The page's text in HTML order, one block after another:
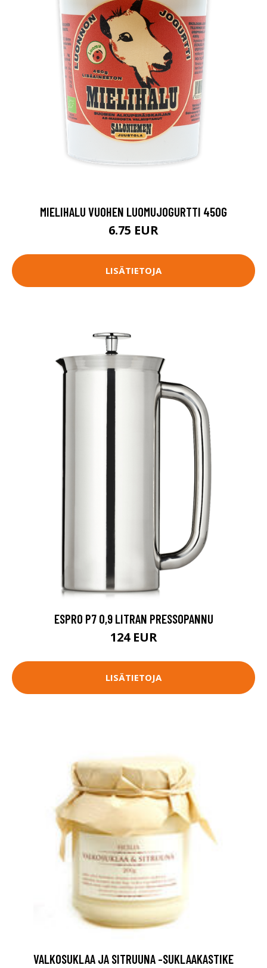
MIELIHALU VUOHEN LUOMUJOGURTTI 450G
6.75 EUR
LISÄTIETOJA
ESPRO P7 0,9 LITRAN PRESSOPANNU
124 EUR
LISÄTIETOJA
VALKOSUKLAA JA SITRUUNA -SUKLAAKASTIKE